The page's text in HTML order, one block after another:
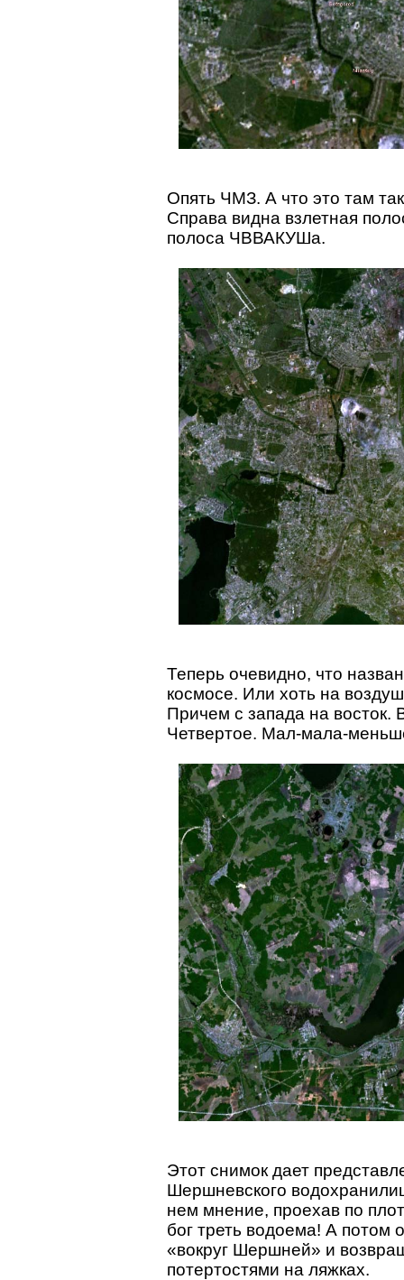
Опять ЧМЗ. А что это там
Справа видна взлетная
полоса ЧВВАКУШа.
Теперь очевидно, что
космосе. Или хоть на
Причем с запада на восток.
Четвертое. Мал-мала-
Этот снимок дает
Шершневского
нем мнение, проехав по
бог треть водоема! А потом
«вокруг Шершней» и
потертостями на ляжках.